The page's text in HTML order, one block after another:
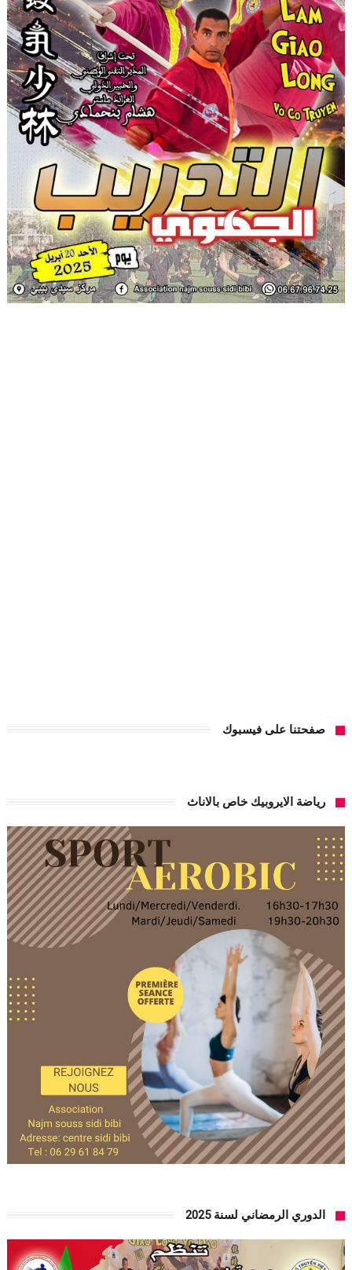
صفحتنا على فيسبوك
رياضة الايروبيك خاص بالاناث
الدوري الرمضاني لسنة 2025